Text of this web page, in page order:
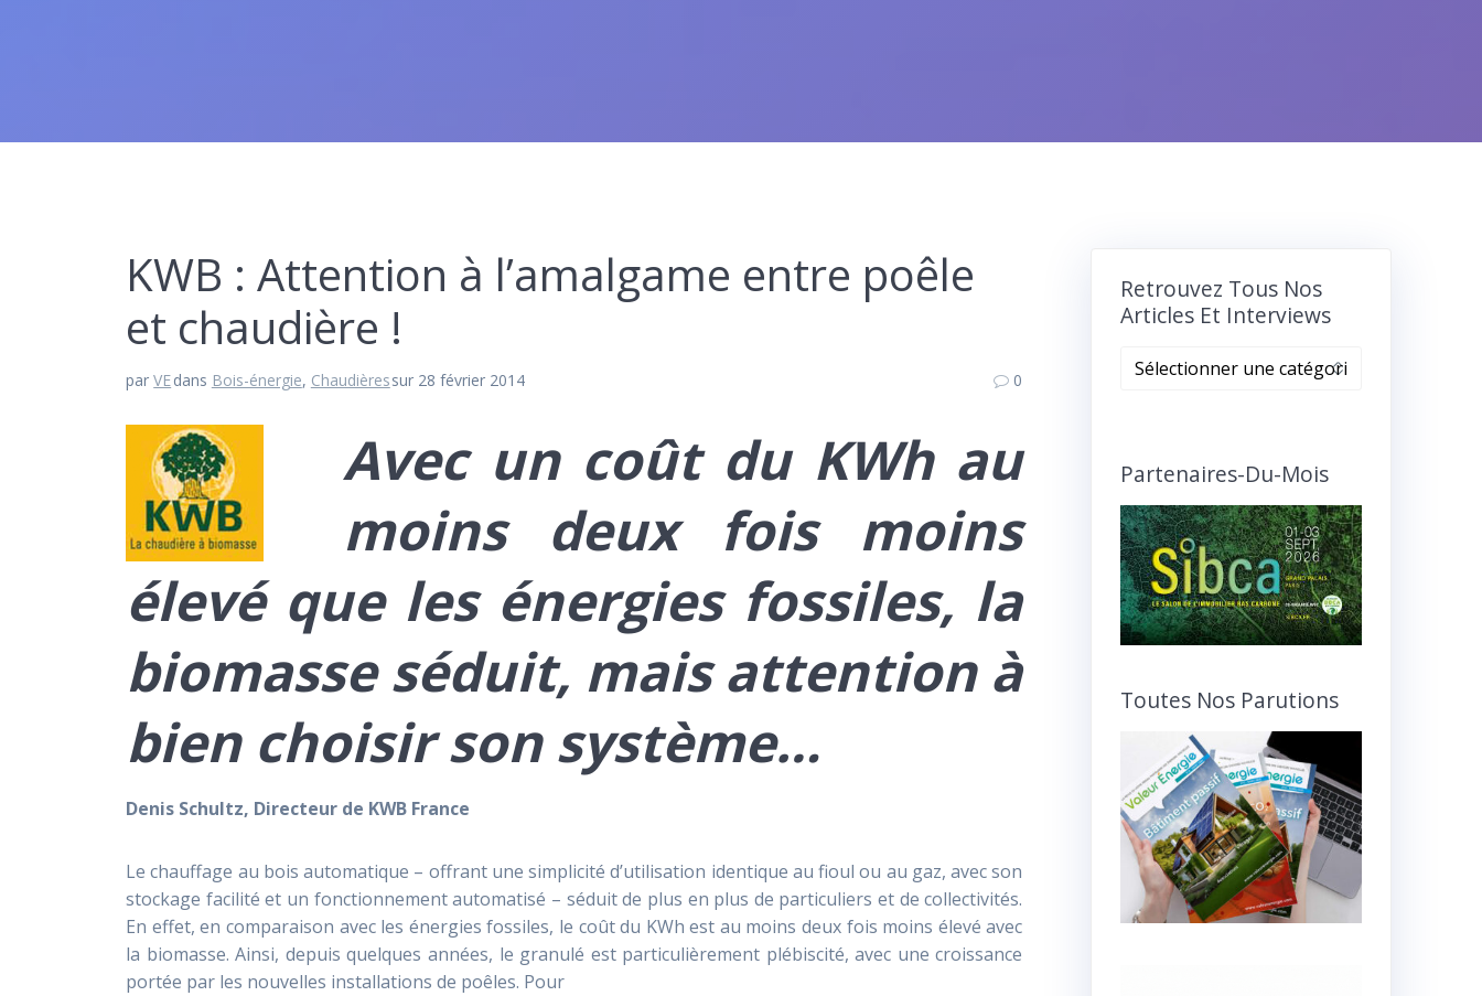
KWB : Attention à l’amalgame entre poêle
et chaudière !
parVEdans Bois-énergie, Chaudièressur 28 février 2014 0
Avec un coût du KWh au
moins deux fois moins
élevé que les énergies fossiles, la
biomasse séduit, mais attention à
bien choisir son système…
Denis Schultz, Directeur de KWB France
Le chauffage au bois automatique – offrant une simplicité d’utilisation identique au fioul ou au gaz, avec son
stockage facilité et un fonctionnement automatisé – séduit de plus en plus de particuliers et de collectivités.
En effet, en comparaison avec les énergies fossiles, le coût du KWh est au moins deux fois moins élevé avec
la biomasse. Ainsi, depuis quelques années, le granulé est particulièrement plébiscité, avec une croissance
portée par les nouvelles installations de poêles. Pour
Retrouvez Tous Nos
Articles Et Interviews
Retrouvez
et
Partenaires-Du-Mois
Toutes Nos Parutions